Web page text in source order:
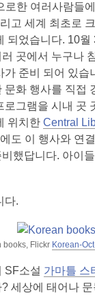
information
may
be
out
of
date.
로한 여러사람들
고 세계 최초로
되었습니다. 10월
곳에서 누구나
가 준비 되어 있습
문화 행사를 직접
로그램을 시내 곳
위치한 Central
에도 이 행사와 연
했답니다. 아이
다.
books, Flickr Korean-
SF소설 가마틀 스
세상에 태어나